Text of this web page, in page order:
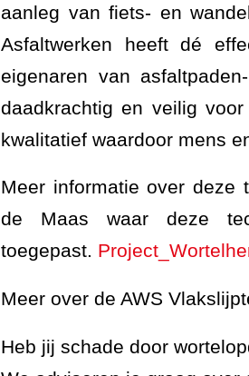
aanleg van fiets- en
Asfaltwerken heeft dé
eigenaren van
daadkrachtig en veilig
kwalitatief waardoor mens
Meer informatie over deze
de Maas waar deze
toegepast.
Meer over de AWS
Heb jij schade door